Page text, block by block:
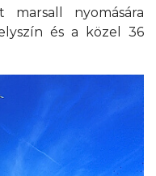
marsall nyomására
és a közel 36